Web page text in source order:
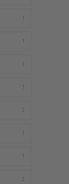
1
1
1
1
2
1
1
2